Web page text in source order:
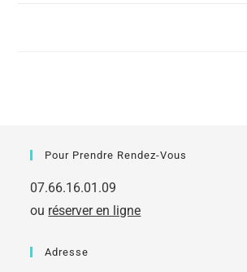
Pour Prendre Rendez-Vous
07.66.16.01.09
ou réserver en ligne
Adresse